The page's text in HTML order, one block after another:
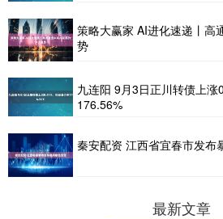
策略大赢家 AI进化速递丨高
势
九连阳 9月3日正川转债上
176.56%
秦安配资 江西省宜春市发布
最新文章